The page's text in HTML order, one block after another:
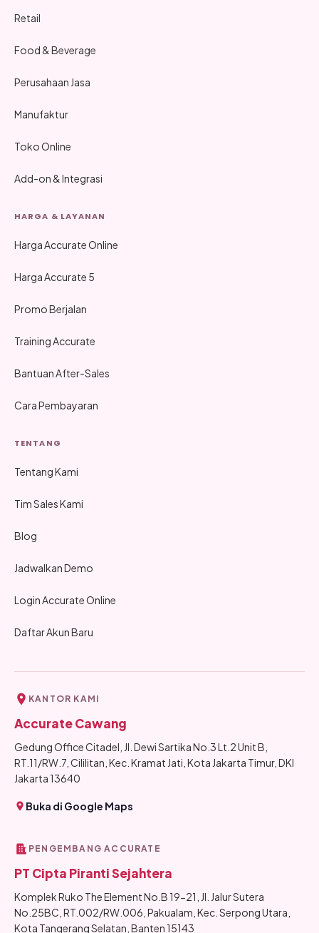
Retail
Food & Beverage
Perusahaan Jasa
Manufaktur
Toko Online
Add-on & Integrasi
HARGA & LAYANAN
Harga Accurate Online
Harga Accurate 5
Promo Berjalan
Training Accurate
Bantuan After-Sales
Cara Pembayaran
TENTANG
Tentang Kami
Tim Sales Kami
Blog
Jadwalkan Demo
Login Accurate Online
Daftar Akun Baru
KANTOR KAMI
Accurate Cawang
Gedung Office Citadel, Jl. Dewi Sartika No.3 Lt.2 Unit B,
RT.11/RW.7, Cililitan, Kec. Kramat Jati, Kota Jakarta Timur, DKI
Jakarta 13640
Buka di Google Maps
PENGEMBANG ACCURATE
PT Cipta Piranti Sejahtera
Komplek Ruko The Element No.B 19-21, Jl. Jalur Sutera
No.25BC, RT.002/RW.006, Pakualam, Kec. Serpong Utara,
Kota Tangerang Selatan, Banten 15143